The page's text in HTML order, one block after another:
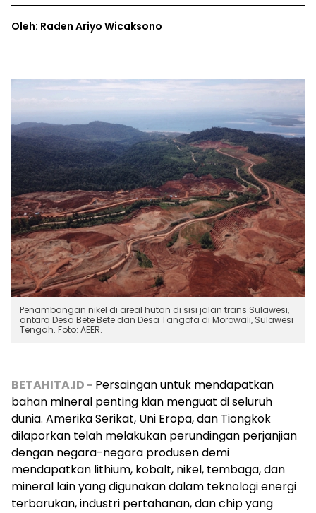
Oleh: Raden Ariyo Wicaksono
Penambangan nikel di areal hutan di sisi jalan trans Sulawesi,
antara Desa Bete Bete dan Desa Tangofa di Morowali, Sulawesi
Tengah. Foto: AEER.
BETAHITA.ID - Persaingan untuk mendapatkan
bahan mineral penting kian menguat di seluruh
dunia. Amerika Serikat, Uni Eropa, dan Tiongkok
dilaporkan telah melakukan perundingan perjanjian
dengan negara-negara produsen demi
mendapatkan lithium, kobalt, nikel, tembaga, dan
mineral lain yang digunakan dalam teknologi energi
terbarukan, industri pertahanan, danchipyang